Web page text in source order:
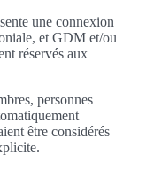
une connexion
et GDM et/ou
réservés aux
personnes
être considérés